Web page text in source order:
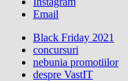
Email
Black Friday 2021
concursuri
nebunia promotiilor
despre VastIT